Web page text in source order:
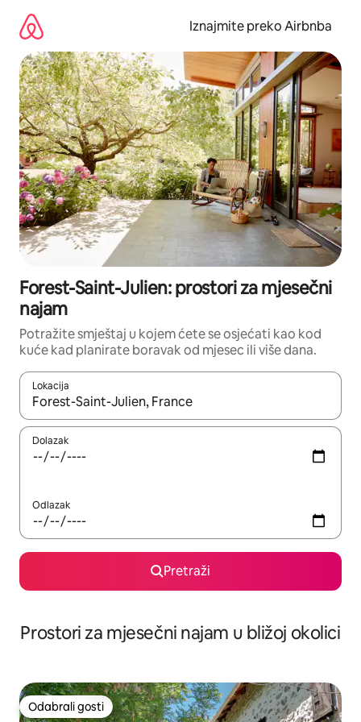
sadržaj
Iznajmite preko Airbnba
Forest-Saint-Julien: prostori za mjesečni
najam
Potražite smještaj u kojem ćete se osjećati kao kod
kuće kad planirate boravak od mjesec ili više dana.
Lokacija
Kada budu dostupni rezultati, moći ćete ih pregledati
Dolazak
Odlazak
Pretraži
Prostori za mjesečni najam u bližoj okolici
Odabrali gosti
Odabrali gosti